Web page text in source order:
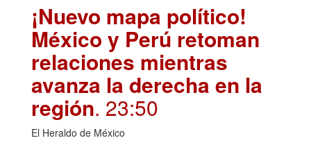
¡Nuevo mapa político!
México y Perú retoman
relaciones mientras
avanza la derecha en la
región. 23:50
El Heraldo de México